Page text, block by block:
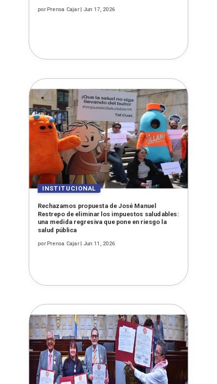
por Prensa Cajar| Jun 17, 2026
Rechazamos propuesta de José Manuel
Restrepo de eliminar los impuestos saludables:
una medida regresiva que pone en riesgo la
salud pública
porPrensa Cajar| Jun 11, 2026